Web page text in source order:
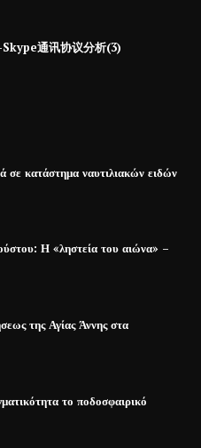
通讯协议分析(3)
σε κατάστημα ναυτιλιακών ειδών
Η «ληστεία του αιώνα» –
της Αγίας Άννης στα
το ποδοσφαιρικό